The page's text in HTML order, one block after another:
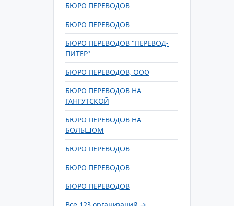
БЮРО ПЕРЕВОДОВ
БЮРО ПЕРЕВОДОВ
БЮРО ПЕРЕВОДОВ "ПЕРЕВОД-
ПИТЕР"
БЮРО ПЕРЕВОДОВ, ООО
БЮРО ПЕРЕВОДОВ НА
ГАНГУТСКОЙ
БЮРО ПЕРЕВОДОВ НА
БОЛЬШОМ
БЮРО ПЕРЕВОДОВ
БЮРО ПЕРЕВОДОВ
БЮРО ПЕРЕВОДОВ